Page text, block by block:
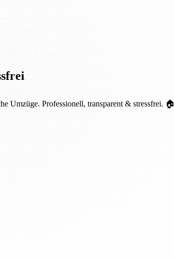
Umzüge. Professionell, transparent & stressfrei. 🏠